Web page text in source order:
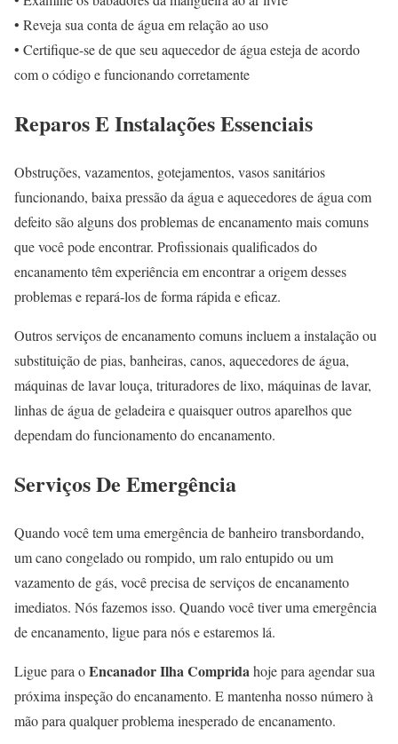
• Reveja sua conta de água em relação ao uso
• Certifique-se de que seu aquecedor de água esteja de acordo
com o código e funcionando corretamente
Reparos E Instalações Essenciais
Obstruções, vazamentos, gotejamentos, vasos sanitários
funcionando, baixa pressão da água e aquecedores de água com
defeito são alguns dos problemas de encanamento mais comuns
que você pode encontrar. Profissionais qualificados do
encanamento têm experiência em encontrar a origem desses
problemas e repará-los de forma rápida e eficaz.
Outros serviços de encanamento comuns incluem a instalação ou
substituição de pias, banheiras, canos, aquecedores de água,
máquinas de lavar louça, trituradores de lixo, máquinas de lavar,
linhas de água de geladeira e quaisquer outros aparelhos que
dependam do funcionamento do encanamento.
Serviços De Emergência
Quando você tem uma emergência de banheiro transbordando,
um cano congelado ou rompido, um ralo entupido ou um
vazamento de gás, você precisa de serviços de encanamento
imediatos. Nós fazemos isso. Quando você tiver uma emergência
de encanamento, ligue para nós e estaremos lá.
Ligue para oEncanador Ilha Compridahoje para agendar sua
próxima inspeção do encanamento. E mantenha nosso número à
mão para qualquer problema inesperado de encanamento.